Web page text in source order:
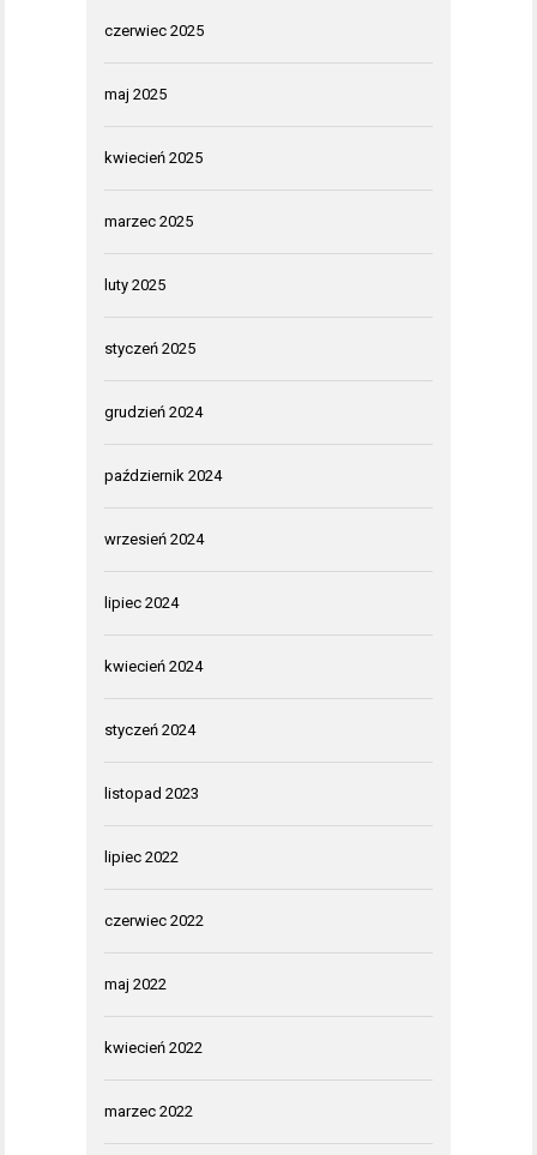
czerwiec 2025
maj 2025
kwiecień 2025
marzec 2025
luty 2025
styczeń 2025
grudzień 2024
październik 2024
wrzesień 2024
lipiec 2024
kwiecień 2024
styczeń 2024
listopad 2023
lipiec 2022
czerwiec 2022
maj 2022
kwiecień 2022
marzec 2022